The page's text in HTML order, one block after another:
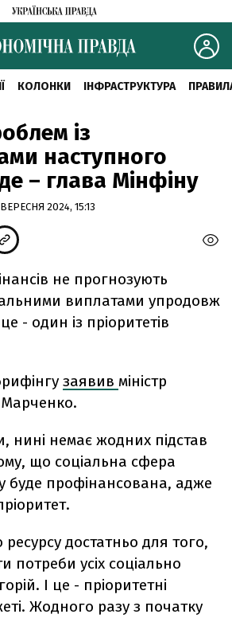
КОЛОНКИ ІНФРАСТРУКТУРА
із
наступного
– глава Мінфіну
2024, 15:13
не прогнозують
виплатами упродовж
- один із пріоритетів
заявив міністр
Марченко.
нині немає жодних підстав
що соціальна сфера
буде профінансована, адже
достатньо для того,
потреби усіх соціально
І це - пріоритетні
Жодного разу з початку